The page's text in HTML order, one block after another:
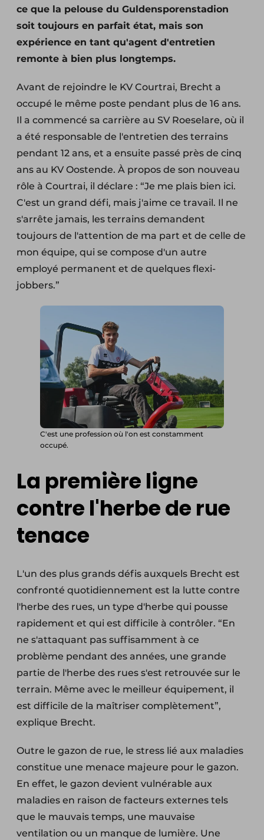
ce que la pelouse du Guldensporenstadion
soit toujours en parfait état, mais son
expérience en tant qu'agent d'entretien
remonte à bien plus longtemps.
Avant de rejoindre le KV Courtrai, Brecht a
occupé le même poste pendant plus de 16 ans.
Il a commencé sa carrière au SV Roeselare, où il
a été responsable de l'entretien des terrains
pendant 12 ans, et a ensuite passé près de cinq
ans au KV Oostende. À propos de son nouveau
rôle à Courtrai, il déclare : “Je me plais bien ici.
C'est un grand défi, mais j'aime ce travail. Il ne
s'arrête jamais, les terrains demandent
toujours de l'attention de ma part et de celle de
mon équipe, qui se compose d'un autre
employé permanent et de quelques flexi-
jobbers.”
C'est une profession où l'on est constamment
occupé.
La première ligne
contre l'herbe de rue
tenace
L'un des plus grands défis auxquels Brecht est
confronté quotidiennement est la lutte contre
l'herbe des rues, un type d'herbe qui pousse
rapidement et qui est difficile à contrôler. “En
ne s'attaquant pas suffisamment à ce
problème pendant des années, une grande
partie de l'herbe des rues s'est retrouvée sur le
terrain. Même avec le meilleur équipement, il
est difficile de la maîtriser complètement”,
explique Brecht.
Outre le gazon de rue, le stress lié aux maladies
constitue une menace majeure pour le gazon.
En effet, le gazon devient vulnérable aux
maladies en raison de facteurs externes tels
que le mauvais temps, une mauvaise
ventilation ou un manque de lumière. Une